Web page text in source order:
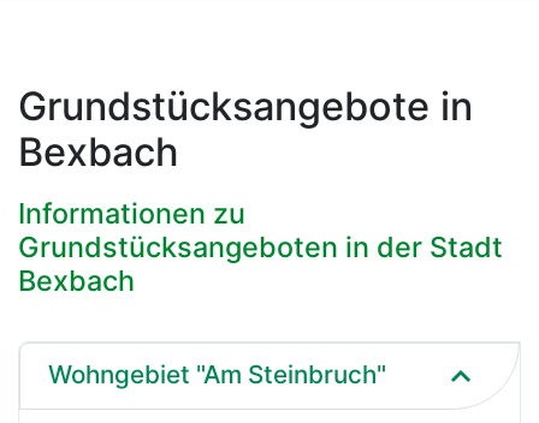
Grundstücksangebote in
Bexbach
Informationen zu
Grundstücksangeboten in der Stadt
Bexbach
Wohngebiet "Am Steinbruch"